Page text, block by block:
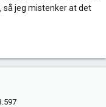
så jeg mistenker at det